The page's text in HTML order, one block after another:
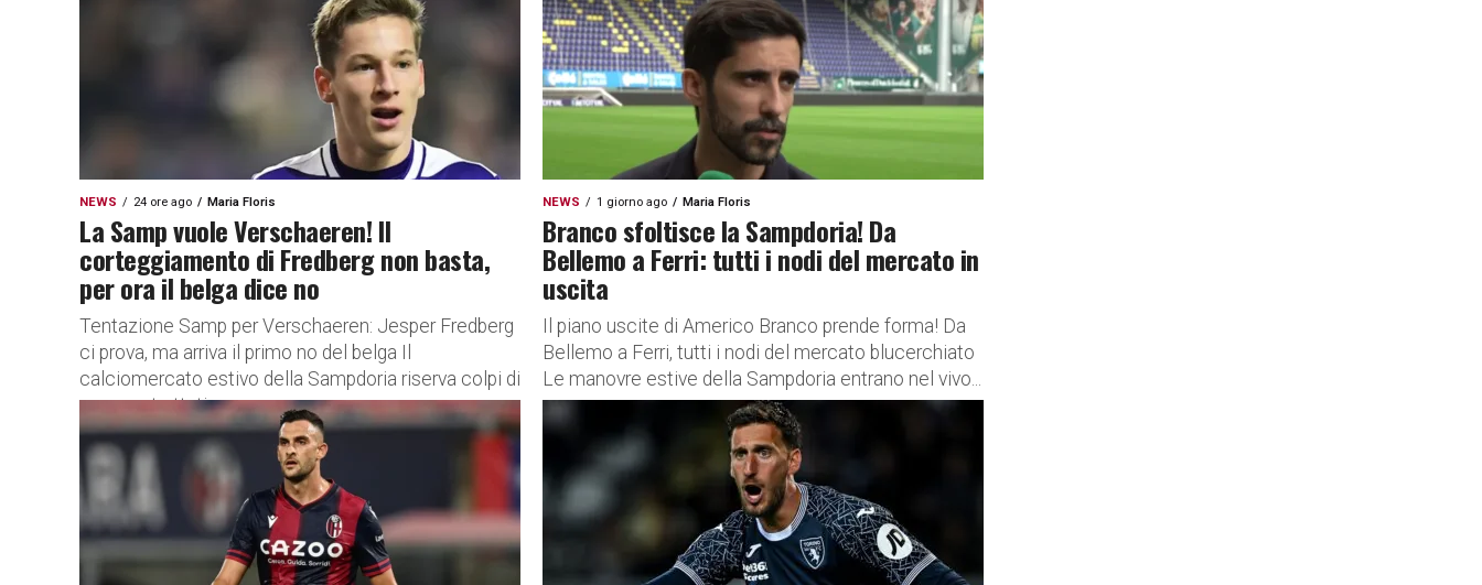
NEWS 24 ore ago Maria Floris
La Samp vuole Verschaeren! Il
corteggiamento di Fredberg non basta,
per ora il belga dice no
Tentazione Samp per Verschaeren: Jesper Fredberg
ci prova, ma arriva il primo no del belga Il
calciomercato estivo della Sampdoria riserva colpi di
scena e trattative...
NEWS 1 giorno ago Maria Floris
Branco sfoltisce la Sampdoria! Da
Bellemo a Ferri: tutti i nodi del mercato in
uscita
Il piano uscite di Americo Branco prende forma! Da
Bellemo a Ferri, tutti i nodi del mercato blucerchiato
Le manovre estive della Sampdoria entrano nel vivo...